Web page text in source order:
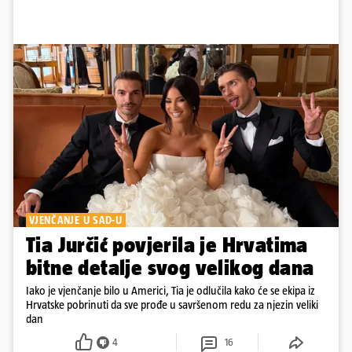
VJENČANJE U SAD-U
Tia Jurčić povjerila je Hrvatima
bitne detalje svog velikog dana
Iako je vjenčanje bilo u Americi, Tia je odlučila kako će se ekipa iz
Hrvatske pobrinuti da sve prođe u savršenom redu za njezin veliki
dan
4 16